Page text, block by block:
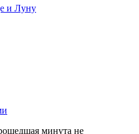
и Луну
минута не